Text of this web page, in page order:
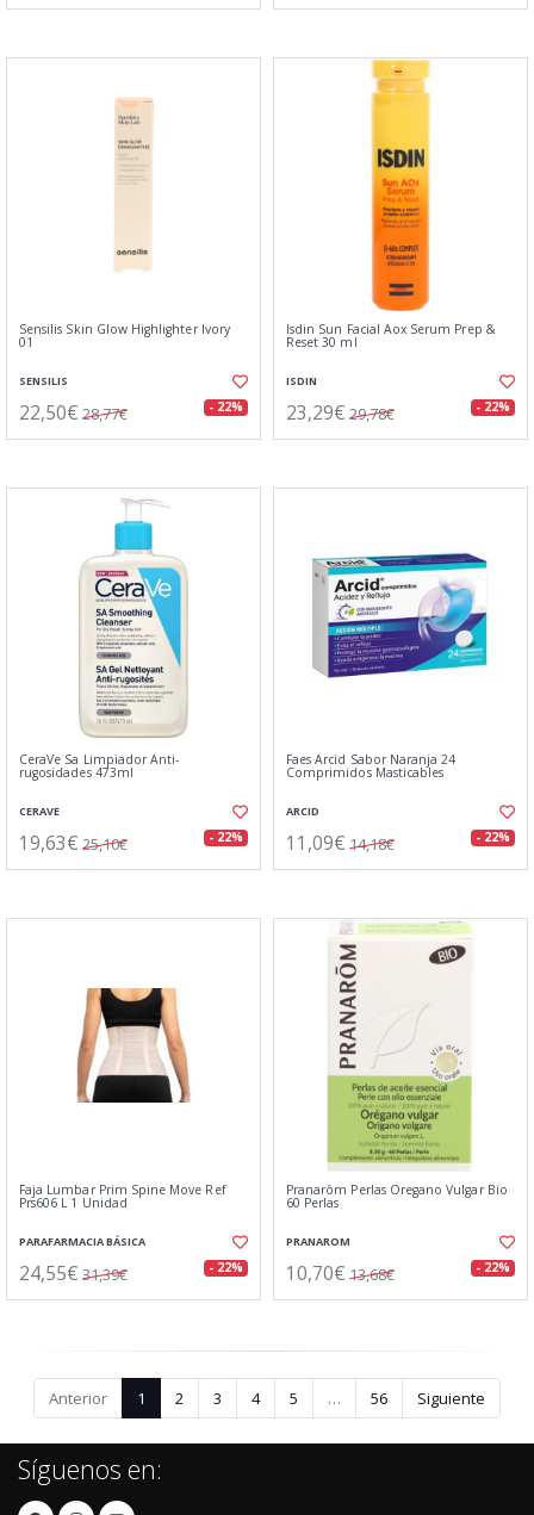
Sensilis Skin Glow Highlighter Ivory
01
SENSILIS
22,50€ 28,77€ - 22%
Isdin Sun Facial Aox Serum Prep &
Reset 30 ml
ISDIN
23,29€ 29,78€ - 22%
CeraVe Sa Limpiador Anti-
rugosidades 473ml
CERAVE
19,63€ 25,10€ - 22%
Faes Arcid Sabor Naranja 24
Comprimidos Masticables
ARCID
11,09€ 14,18€ - 22%
Faja Lumbar Prim Spine Move Ref
Prs606 L 1 Unidad
PARAFARMACIA BÁSICA
24,55€ 31,39€ - 22%
Pranarôm Perlas Oregano Vulgar Bio
60 Perlas
PRANAROM
10,70€ 13,68€ - 22%
Anterior 1 2 3 4 5 … 56 Siguiente
Síguenos en: